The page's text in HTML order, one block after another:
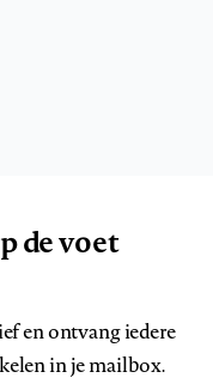
de voet
en ontvang iedere
in je mailbox.